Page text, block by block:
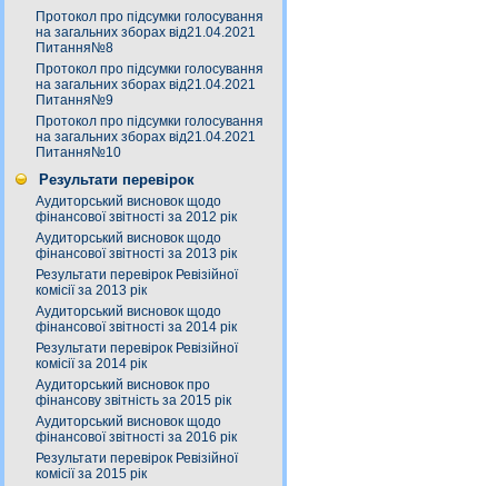
Протокол про підсумки голосування
на загальних зборах від21.04.2021
Питання№8
Протокол про підсумки голосування
на загальних зборах від21.04.2021
Питання№9
Протокол про підсумки голосування
на загальних зборах від21.04.2021
Питання№10
Результати перевірок
Аудиторський висновок щодо
фінансової звітності за 2012 рік
Аудиторський висновок щодо
фінансової звітності за 2013 рік
Результати перевірок Ревізійної
комісії за 2013 рік
Аудиторський висновок щодо
фінансової звітності за 2014 рік
Результати перевірок Ревізійної
комісії за 2014 рік
Аудиторський висновок про
фінансову звітність за 2015 рік
Аудиторський висновок щодо
фінансової звітності за 2016 рік
Результати перевірок Ревізійної
комісії за 2015 рік